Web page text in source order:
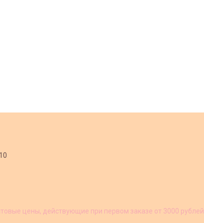
цены, действующие при первом заказе от 3000 рублей.